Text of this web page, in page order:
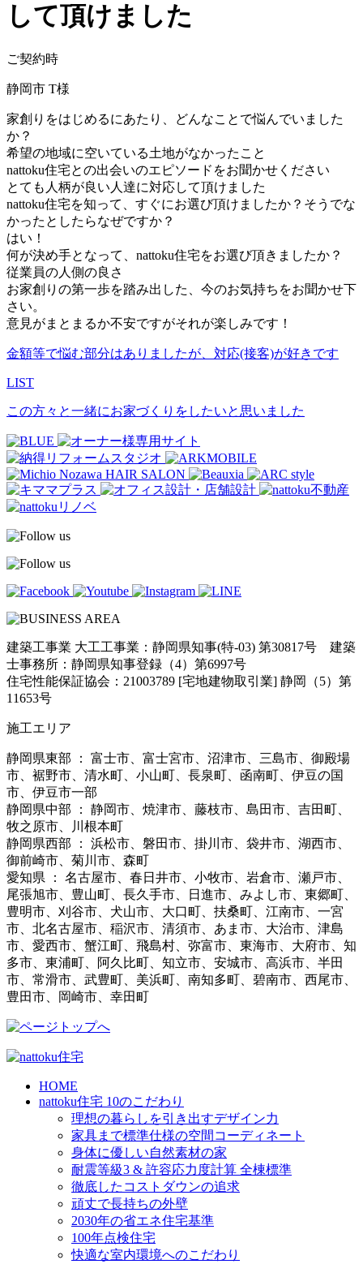
して頂けました
ご契約時
静岡市 T様
家創りをはじめるにあたり、どんなことで悩んでいました
か？
希望の地域に空いている土地がなかったこと
nattoku住宅との出会いのエピソードをお聞かせください
とても人柄が良い人達に対応して頂けました
nattoku住宅を知って、すぐにお選び頂けましたか？そうでな
かったとしたらなぜですか？
はい！
何が決め手となって、nattoku住宅をお選び頂きましたか？
従業員の人側の良さ
お家創りの第一歩を踏み出した、今のお気持ちをお聞かせ下
さい。
意見がまとまるか不安ですがそれが楽しみです！
金額等で悩む部分はありましたが、対応(接客)が好きです
LIST
この方々と一緒にお家づくりをしたいと思いました
建築工事業 大工工事業：静岡県知事(特-03) 第30817号 建築
士事務所：静岡県知事登録（4）第6997号
住宅性能保証協会：21003789 [宅地建物取引業] 静岡（5）第
11653号
施工エリア
静岡県東部 ： 富士市、富士宮市、沼津市、三島市、御殿場
市、裾野市、清水町、小山町、長泉町、函南町、伊豆の国
市、伊豆市一部
静岡県中部 ： 静岡市、焼津市、藤枝市、島田市、吉田町、
牧之原市、川根本町
静岡県西部 ： 浜松市、磐田市、掛川市、袋井市、湖西市、
御前崎市、菊川市、森町
愛知県 ： 名古屋市、春日井市、小牧市、岩倉市、瀬戸市、
尾張旭市、豊山町、長久手市、日進市、みよし市、東郷町、
豊明市、刈谷市、犬山市、大口町、扶桑町、江南市、一宮
市、北名古屋市、稲沢市、清須市、あま市、大治市、津島
市、愛西市、蟹江町、飛島村、弥富市、東海市、大府市、知
多市、東浦町、阿久比町、知立市、安城市、高浜市、半田
市、常滑市、武豊町、美浜町、南知多町、碧南市、西尾市、
豊田市、岡崎市、幸田町
HOME
nattoku住宅 10のこだわり
理想の暮らしを引き出すデザイン力
家具まで標準仕様の空間コーディネート
身体に優しい自然素材の家
耐震等級3 & 許容応力度計算 全棟標準
徹底したコストダウンの追求
頑丈で長持ちの外壁
2030年の省エネ住宅基準
100年点検住宅
快適な室内環境へのこだわり